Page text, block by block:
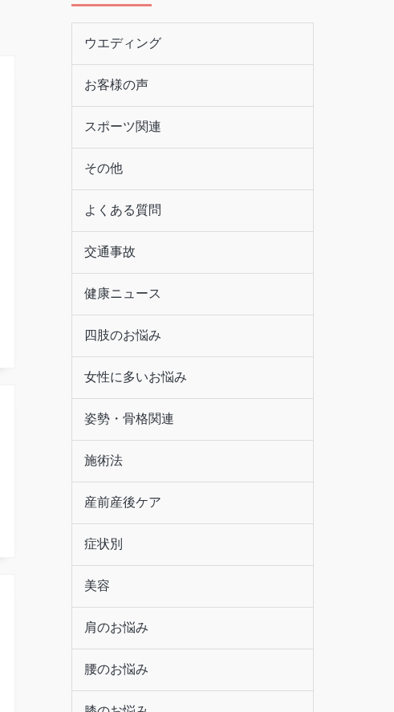
ウエディング
お客様の声
スポーツ関連
その他
よくある質問
交通事故
健康ニュース
四肢のお悩み
女性に多いお悩み
姿勢・骨格関連
施術法
産前産後ケア
症状別
美容
肩のお悩み
腰のお悩み